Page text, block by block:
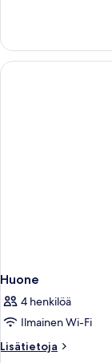
Huone
4 henkilöä
Ilmainen Wi-Fi
Lisätietoja
Lisätietoja